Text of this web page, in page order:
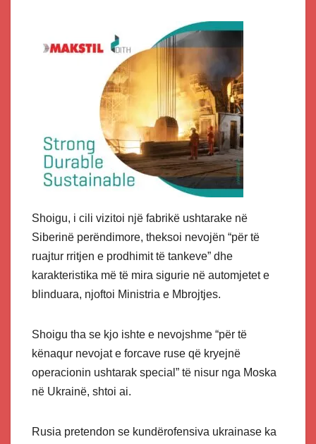
Shoigu, i cili vizitoi një fabrikë ushtarake në
Siberinë perëndimore, theksoi nevojën “për të
ruajtur rritjen e prodhimit të tankeve” dhe
karakteristika më të mira sigurie në automjetet e
blinduara, njoftoi Ministria e Mbrojtjes.
Shoigu tha se kjo ishte e nevojshme “për të
kënaqur nevojat e forcave ruse që kryejnë
operacionin ushtarak special” të nisur nga Moska
në Ukrainë, shtoi ai.
Rusia pretendon se kundërofensiva ukrainase ka